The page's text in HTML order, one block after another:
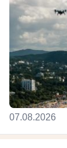
07.08.2026